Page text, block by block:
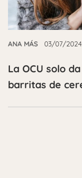
ANA MÁS 03/07/2024
La OCU solo
barritas de